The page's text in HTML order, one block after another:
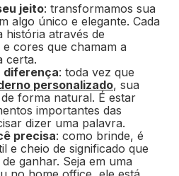
jeito: transformamos sua
algo único e elegante. Cada
história através de
cores que chamam a
certa.
diferença: toda vez que
personalizado, sua
forma natural. É estar
importantes das
dizer uma palavra.
precisa: como brinde, é
e cheio de significado que
ganhar. Seja em uma